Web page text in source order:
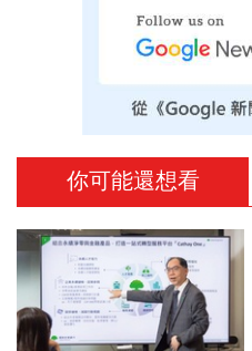
你可能還想看